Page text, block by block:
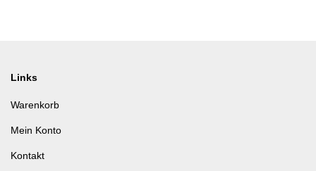
Links
Warenkorb
Mein Konto
Kontakt